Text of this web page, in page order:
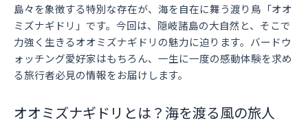
島々を象徴する特別な存在が、海を自在に舞う渡り鳥「オオ
ミズナギドリ」です。今回は、隠岐諸島の大自然と、そこで
力強く生きるオオミズナギドリの魅力に迫ります。バードウ
ォッチング愛好家はもちろん、一生に一度の感動体験を求め
る旅行者必見の情報をお届けします。
オオミズナギドリとは？海を渡る風の旅人